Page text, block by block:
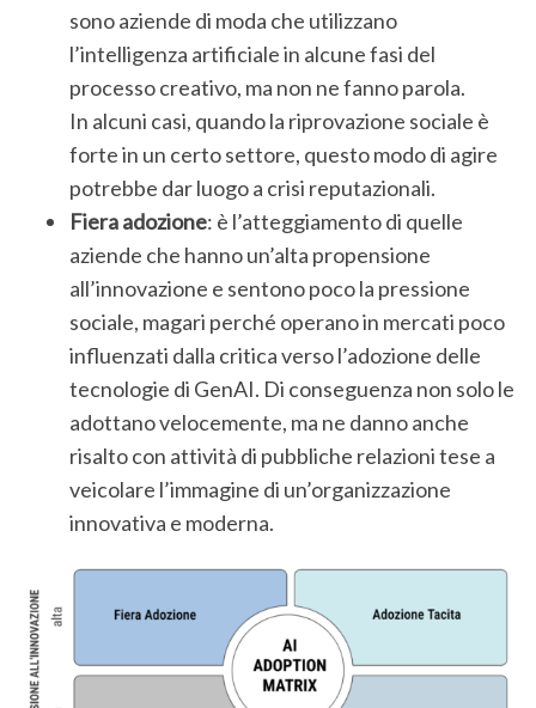
sono aziende di moda che utilizzano
l’intelligenza artificiale in alcune fasi del
processo creativo, ma non ne fanno parola.
In alcuni casi, quando la riprovazione sociale è
forte in un certo settore, questo modo di agire
potrebbe dar luogo a crisi reputazionali.
Fiera adozione: è l’atteggiamento di quelle
aziende che hanno un’alta propensione
all’innovazione e sentono poco la pressione
sociale, magari perché operano in mercati poco
influenzati dalla critica verso l’adozione delle
tecnologie di GenAI. Di conseguenza non solo le
adottano velocemente, ma ne danno anche
risalto con attività di pubbliche relazioni tese a
veicolare l’immagine di un’organizzazione
innovativa e moderna.
c
h
r
: